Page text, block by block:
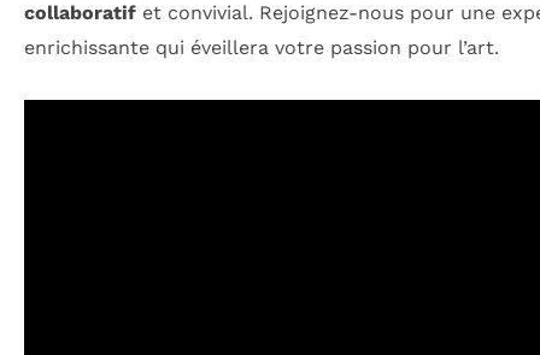
collaboratif et convivial. Rejoignez-nous pour une
enrichissante qui éveillera votre passion pour l’art.